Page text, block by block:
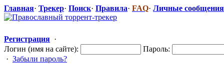
Главная· Трекер· Поиск· Правила· FAQ· Личные сообщения
Регистрация ·
Логин (имя на сайте):
Пароль:
· Забыли пароль?